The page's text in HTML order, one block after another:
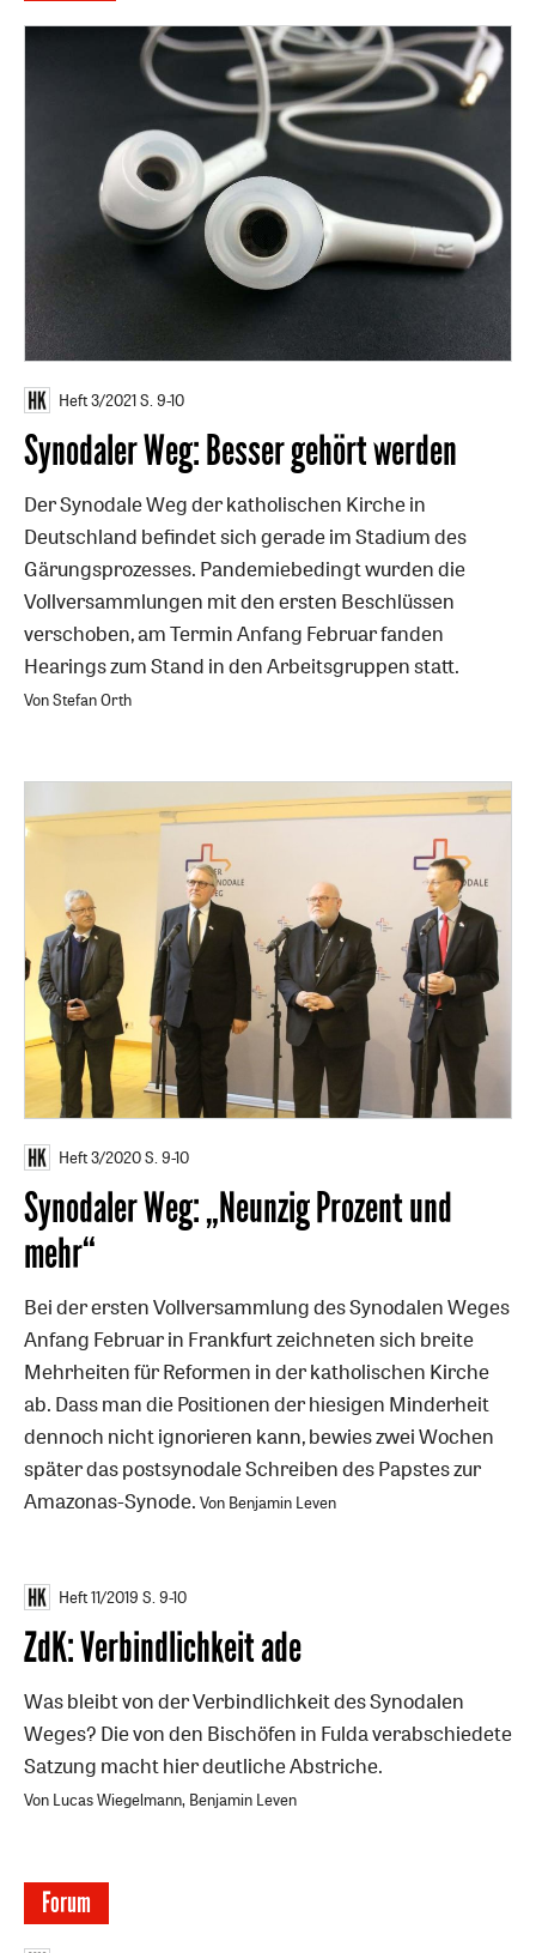
Heft 3/2021S. 9-10
Synodaler Weg: Besser gehört werden
Der Synodale Weg der katholischen Kirche in
Deutschland befindet sich gerade im Stadium des
Gärungsprozesses. Pandemiebedingt wurden die
Vollversammlungen mit den ersten Beschlüssen
verschoben, am Termin Anfang Februar fanden
Hearings zum Stand in den Arbeitsgruppen statt.
Von Stefan Orth
Heft 3/2020S. 9-10
Synodaler Weg: „Neunzig Prozent und
mehr“
Bei der ersten Vollversammlung des Synodalen Weges
Anfang Februar in Frankfurt zeichneten sich breite
Mehrheiten für Reformen in der katholischen Kirche
ab. Dass man die Positionen der hiesigen Minderheit
dennoch nicht ignorieren kann, bewies zwei Wochen
später das postsynodale Schreiben des Papstes zur
Amazonas-Synode. Von Benjamin Leven
Heft 11/2019 S. 9-10
ZdK: Verbindlichkeit ade
Was bleibt von der Verbindlichkeit des Synodalen
Weges? Die von den Bischöfen in Fulda verabschiedete
Satzung macht hier deutliche Abstriche.
Von Lucas Wiegelmann, Benjamin Leven
Forum